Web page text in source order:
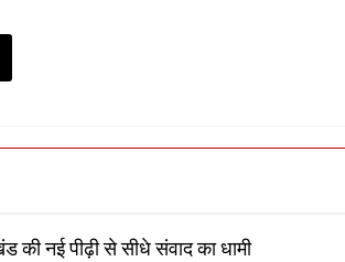
की नई पीढ़ी से सीधे संवाद का धामी